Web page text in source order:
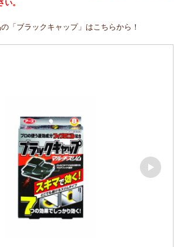
。
「ブラックキャップ」はこちらから！